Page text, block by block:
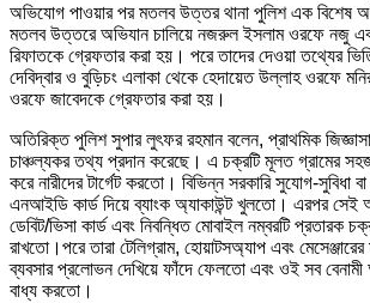
অভিযোগ পাওয়ার পর মতলব উত্তর থানা পুলিশ এক বিশেষ
মতলব উত্তরে অভিযান চালিয়ে নজরুল ইসলাম ওরফে নজু
রিফাতকে গ্রেফতার করা হয়। পরে তাদের দেওয়া তথ্যের
দেবিদ্বার ও বুড়িচং এলাকা থেকে হেদায়েত উল্লাহ ওরফে
ওরফে জাবেদকে গ্রেফতার করা হয়।
অতিরিক্ত পুলিশ সুপার লুৎফর রহমান বলেন, প্রাথমিক
চাঞ্চল্যকর তথ্য প্রদান করেছে। এ চক্রটি মূলত গ্রামের
করে নারীদের টার্গেট করতো। বিভিন্ন সরকারি সুযোগ-সুবিধা
এনআইডি কার্ড দিয়ে ব্যাংক অ্যাকাউন্ট খুলতো। এরপর সেই
ডেবিট/ভিসা কার্ড এবং নিবন্ধিত মোবাইল নম্বরটি প্রতারক
রাখতো।পরে তারা টেলিগ্রাম, হোয়াটসঅ্যাপ এবং মেসেঞ্জারের
ব্যবসার প্রলোভন দেখিয়ে ফাঁদে ফেলতো এবং ওই সব বেনামী
বাধ্য করতো।